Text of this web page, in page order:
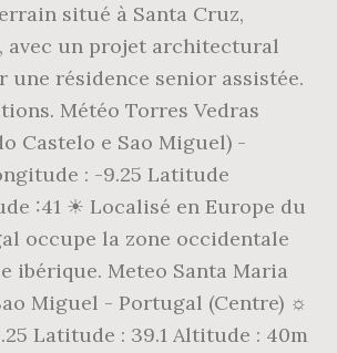
situé à Santa Cruz,
avec un projet architectural
une résidence senior assistée.
Météo Torres Vedras
Castelo e Sao Miguel) -
: -9.25 Latitude
:41 ☀ Localisé en Europe du
occupe la zone occidentale
ibérique. Meteo Santa Maria
Miguel - Portugal (Centre) ☼
Latitude : 39.1 Altitude : 40m